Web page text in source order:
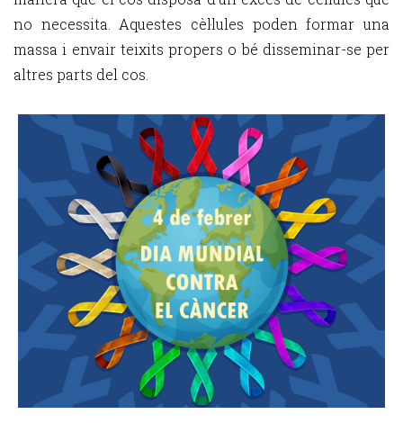
no necessita. Aquestes cèl·lules poden formar una
massa i envair teixits propers o bé disseminar-se per
altres parts del cos.